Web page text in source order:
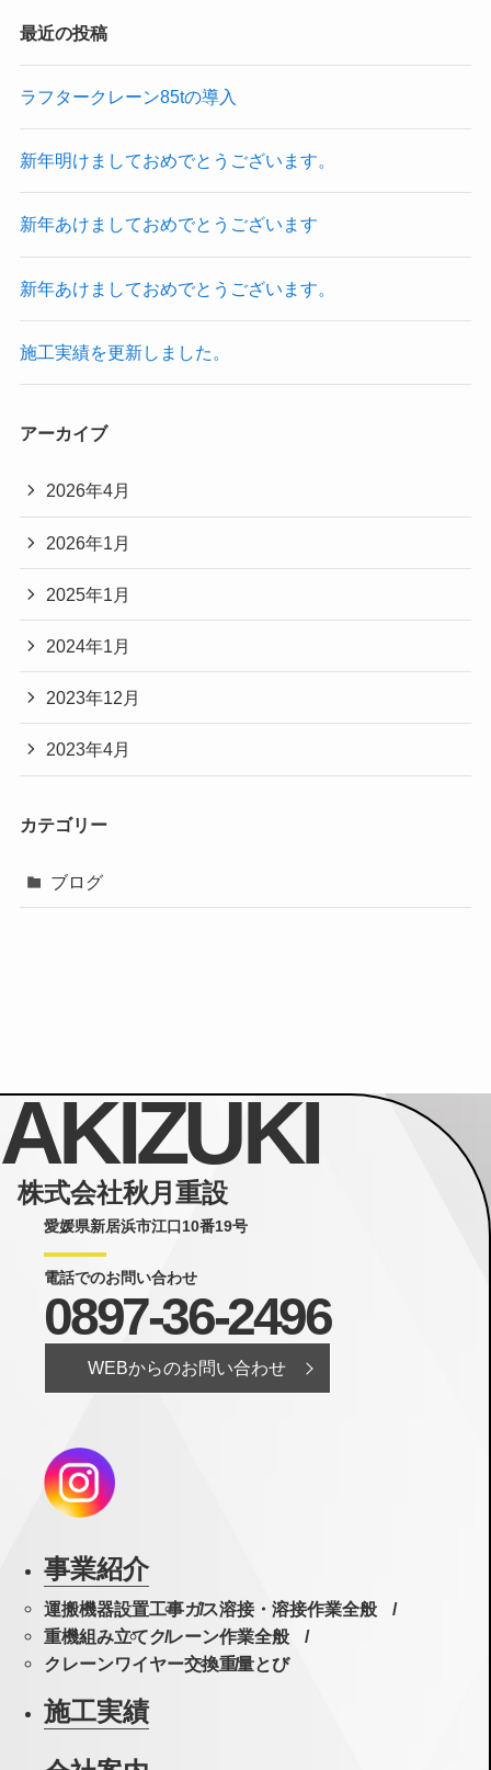
最近の投稿
ラフタークレーン85tの導入
新年明けましておめでとうございます。
新年あけましておめでとうございます
新年あけましておめでとうございます。
施工実績を更新しました。
アーカイブ
2026年4月
2026年1月
2025年1月
2024年1月
2023年12月
2023年4月
カテゴリー
ブログ
AKIZUKI
株式会社秋月重設
愛媛県新居浜市江口10番19号
電話でのお問い合わせ
0897-36-2496
WEBからのお問い合わせ
事業紹介
運搬機器設置工事ガス溶接・溶接作業全般
重機組み立てクレーン作業全般
クレーンワイヤー交換重量とび
施工実績